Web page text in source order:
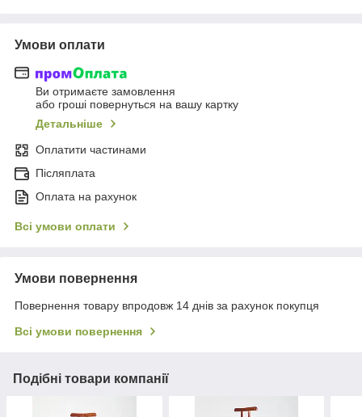
Умови оплати
Ви отримаєте замовлення
або гроші повернуться на вашу картку
Детальніше
Оплатити частинами
Післяплата
Оплата на рахунок
Всі умови оплати
Умови повернення
Повернення товару впродовж 14 днів за рахунок покупця
Всі умови повернення
Подібні товари компанії